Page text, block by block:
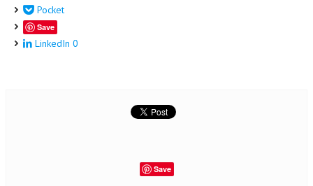
Pocket
Save
LinkedIn 0
Save